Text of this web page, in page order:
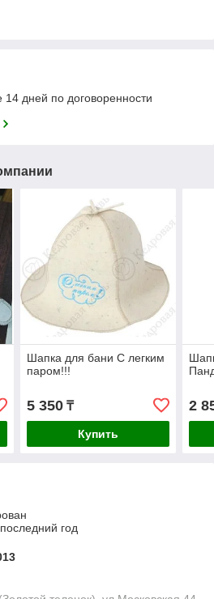
14 дней по договоренности
Шапка для бани С легким
паром!!!
5 350₸
Купить
2
год